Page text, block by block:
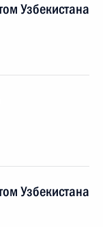
Узбекистана
Узбекистана